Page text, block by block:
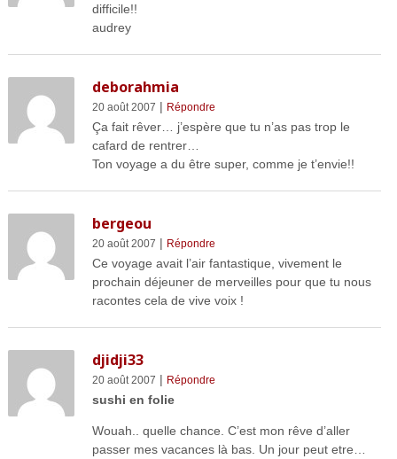
difficile!!
audrey
deborahmia
20 août 2007 | Répondre
Ça fait rêver… j’espère que tu n’as pas trop le
cafard de rentrer…
Ton voyage a du être super, comme je t’envie!!
bergeou
20 août 2007 | Répondre
Ce voyage avait l’air fantastique, vivement le
prochain déjeuner de merveilles pour que tu nous
racontes cela de vive voix !
djidji33
20 août 2007 | Répondre
sushi en folie
Wouah.. quelle chance. C’est mon rêve d’aller
passer mes vacances là bas. Un jour peut etre…